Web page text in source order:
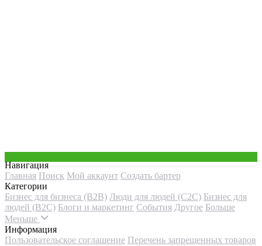
Навигация
Главная Поиск Мой аккаунт Создать бартер
Категории
Бизнес для бизнеса (B2B) Люди для людей (С2С) Бизнес для
людей (B2C) Блоги и маркетинг События Другое Больше
Меньше
Информация
Пользовательское соглашение Перечень запрещенных товаров